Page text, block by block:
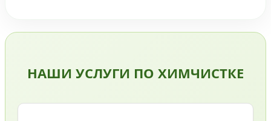
НАШИ УСЛУГИ ПО ХИМЧИСТКЕ